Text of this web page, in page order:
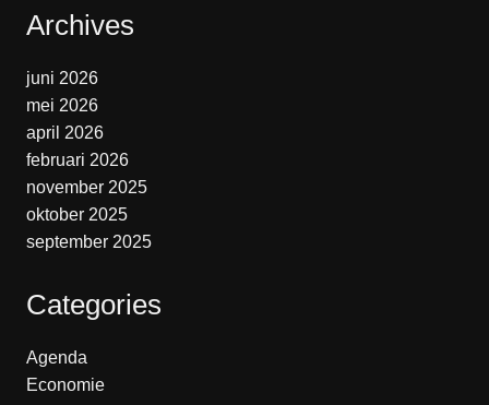
Archives
juni 2026
mei 2026
april 2026
februari 2026
november 2025
oktober 2025
september 2025
Categories
Agenda
Economie